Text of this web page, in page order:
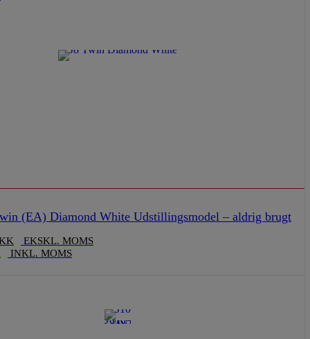
(EA) Diamond White Udstillingsmodel – aldrig brugt
EKSKL. MOMS
INKL. MOMS